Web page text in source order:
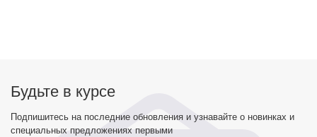
Будьте в курсе
Подпишитесь на последние обновления и узнавайте о новинках и
специальных предложениях первыми